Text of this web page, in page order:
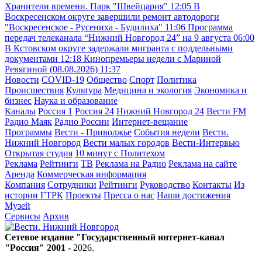
Хранители времени. Парк "Швейцария" 12:05 В
Воскресенском округе завершили ремонт автодороги
"Воскресенское - Русениха - Будилиха" 11:06 Программа
передач телеканала “Нижний Новгород 24” на 9 августа 06:00
В Кстовском округе задержали мигранта с поддельными
документами 12:18 Кинопремьеры недели с Мариной
Ревягиной (08.08.2026) 11:37
Новости COVID-19 Общество Спорт Политика
Происшествия Культура Медицина и экология Экономика и
бизнес Наука и образование
Каналы Россия 1 Россия 24 Нижний Новгород 24 Вести FM
Радио Маяк Радио России Интернет-вещание
Программы Вести - Приволжье События недели Вести.
Нижний Новгород Вести малых городов Вести-Интервью
Открытая студия 10 минут с Политехом
Реклама Рейтинги ТВ Реклама на Радио Реклама на сайте
Аренда Коммерческая информация
Компания Сотрудники Рейтинги Руководство Контакты Из
истории ГТРК Проекты Пресса о нас Наши достижения
Музей
Сервисы Архив
Сетевое издание "Государственный интернет-канал
"Россия" 2001 - 2026.